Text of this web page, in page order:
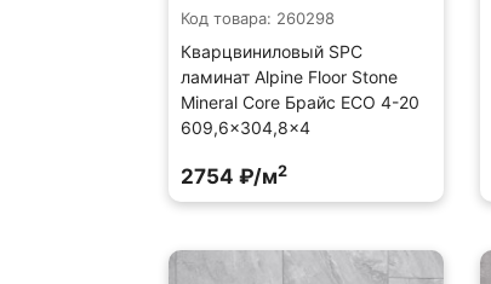
Код товара: 260298
Кварцвиниловый SPC
ламинат Alpine Floor Stone
Mineral Core Брайс ECO 4-20
609,6×304,8×4
2754 ₽/м2